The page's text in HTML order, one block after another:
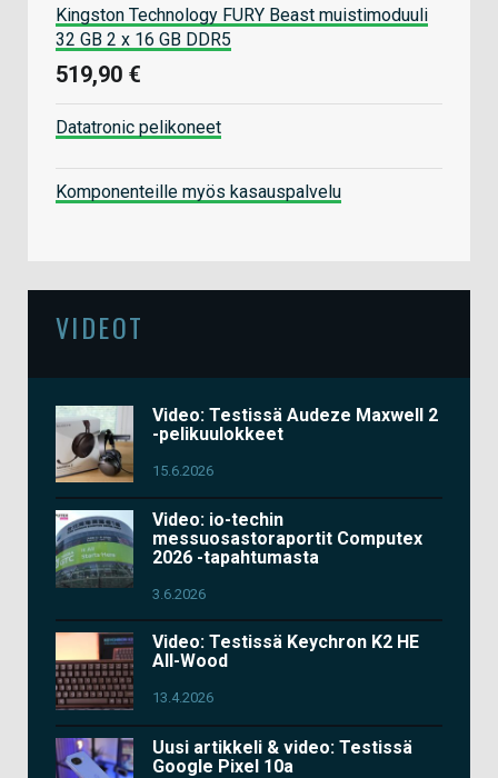
Kingston Technology FURY Beast muistimoduuli
32 GB 2 x 16 GB DDR5
519,90 €
Datatronic pelikoneet
Komponenteille myös kasauspalvelu
VIDEOT
Video: Testissä Audeze Maxwell 2
-pelikuulokkeet
15.6.2026
Video: io-techin
messuosastoraportit Computex
2026 -tapahtumasta
3.6.2026
Video: Testissä Keychron K2 HE
All-Wood
13.4.2026
Uusi artikkeli & video: Testissä
Google Pixel 10a